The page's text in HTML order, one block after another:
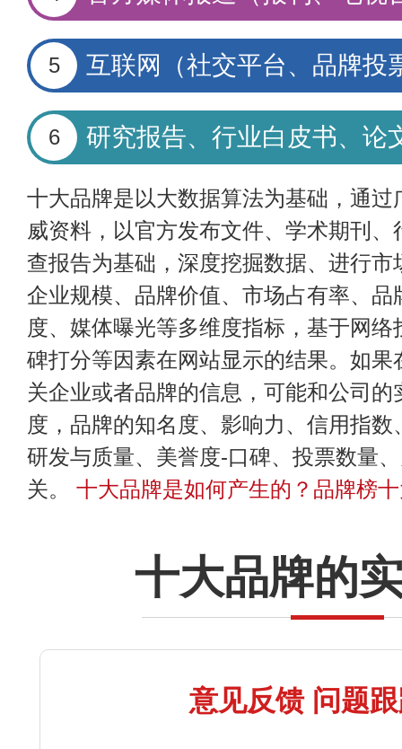
5 互联网（社交平台、品牌投
6 研究报告、行业白皮书、论
十大品牌是以大数据算法为基础，通
威资料，以官方发布文件、学术期刊
查报告为基础，深度挖掘数据、进行
企业规模、品牌价值、市场占有率、
度、媒体曝光等多维度指标，基于网
碑打分等因素在网站显示的结果。如
关企业或者品牌的信息，可能和公司
度，品牌的知名度、影响力、信用指
研发与质量、美誉度-口碑、投票数量
关。 十大品牌是如何产生的？品牌榜
十大品牌的
意见反馈 问题